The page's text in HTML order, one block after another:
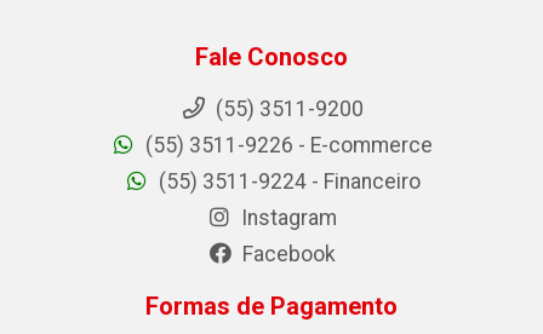
Fale Conosco
(55) 3511-9200
(55) 3511-9226 - E-commerce
(55) 3511-9224 - Financeiro
Instagram
Facebook
Formas de Pagamento